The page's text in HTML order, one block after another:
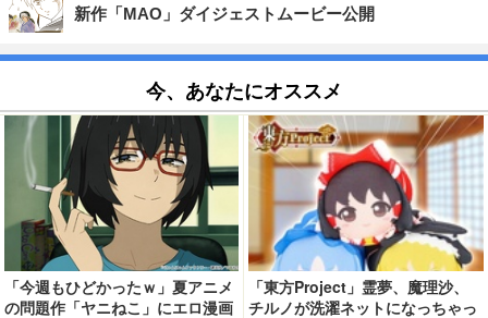
新作「MAO」ダイジェストムービー公開
今、あなたにオススメ
「今週もひどかったｗ」夏アニメ
の問題作「ヤニねこ」にエロ漫画
「東方Project」霊夢、魔理沙、
チルノが洗濯ネットになっちゃっ